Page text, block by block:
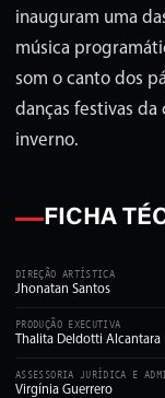
inauguram uma
música
som o canto dos
danças festivas
inverno.
FICHA
DIREÇÃO ARTÍSTICA
Jhonatan Santos
PRODUÇÃO EXECUTIVA
Thalita Deldotti Alcantara
ASSESSORIA JURÍDICA E
Virgínia Guerrero